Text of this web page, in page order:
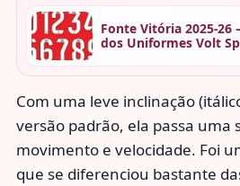
Fonte Vitória 2025-26
dos Uniformes Volt
Com uma leve inclinação
versão padrão, ela passa uma
movimento e velocidade. Foi
que se diferenciou bastante